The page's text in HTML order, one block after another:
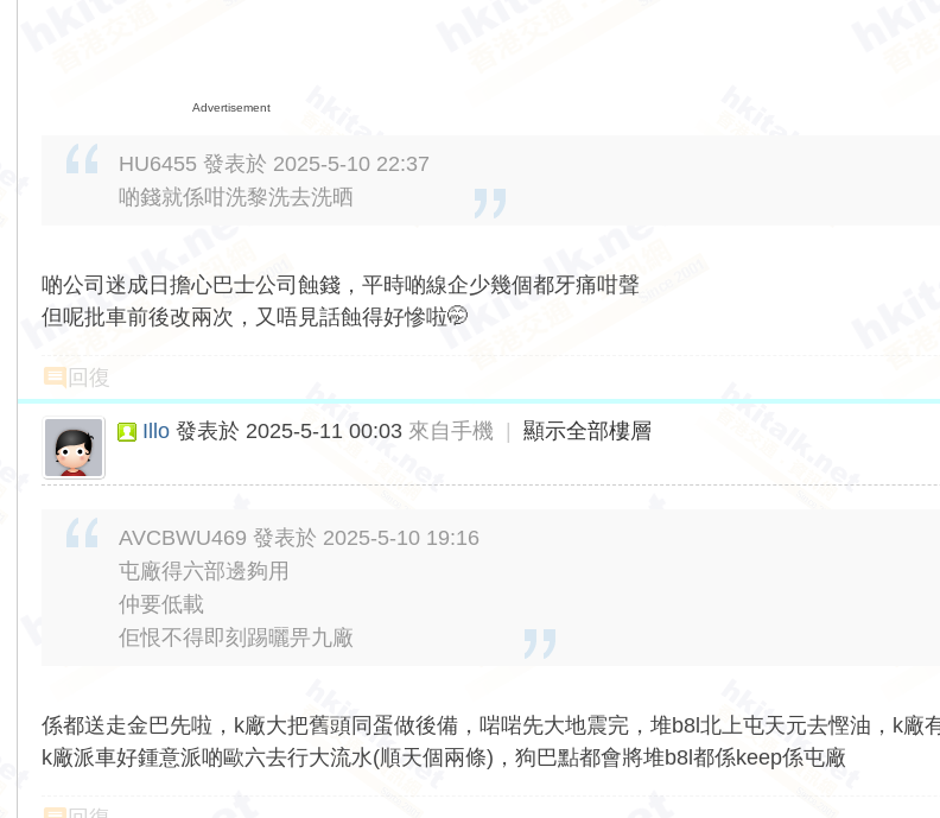
Advertisement
HU6455 發表於 2025-5-10 22:37
啲錢就係咁洗黎洗去洗晒
啲公司迷成日擔心巴士公司蝕錢，平時啲線企少幾個都牙痛咁聲
但呢批車前後改兩次，又唔見話蝕得好慘啦🤭
回復
Illo 發表於 2025-5-11 00:03 來自手機 顯示全部樓層
AVCBWU469 發表於 2025-5-10 19:16
屯廠得六部邊夠用
仲要低載
佢恨不得即刻踢曬畀九廠
係都送走金巴先啦，k廠大把舊頭同蛋做後備，啱啱先大地震完，堆b8l北上屯天元去慳油，k廠
k廠派車好鍾意派啲歐六去行大流水(順天個兩條)，狗巴點都會將堆b8l都係keep係屯廠